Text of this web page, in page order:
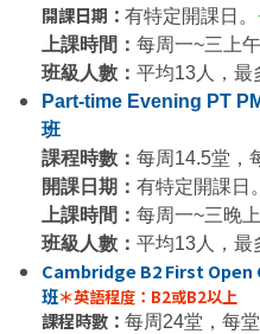
開課日期： 有特定開課日。
上課時間： 每周一~三上
班級人數： 平均13人，最
Part-time Evening PT
班
課程時數： 每周14.5堂，
開課日期： 有特定開課日。
上課時間： 每周一~三晚
班級人數： 平均13人，最
Cambridge B2 First Open
班＊英語程度：B2或B2以上
課程時數： 每周24堂，每